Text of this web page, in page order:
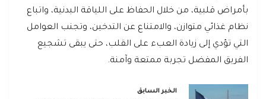
بأمراض قلبية، من خلال الحفاظ على اللياقة البدنية، واتباع
نظام غذائي متوازن، والامتناع عن التدخين، وتجنب العوامل
التي تؤدي إلى زيادة العبء على القلب، حتى يبقى تشجيع
الفريق المفضل تجربة ممتعة وآمنة.
الخبر السابق